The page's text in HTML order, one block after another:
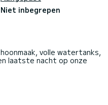
Niet inbegrepen
volle watertanks,
laatste nacht op onze